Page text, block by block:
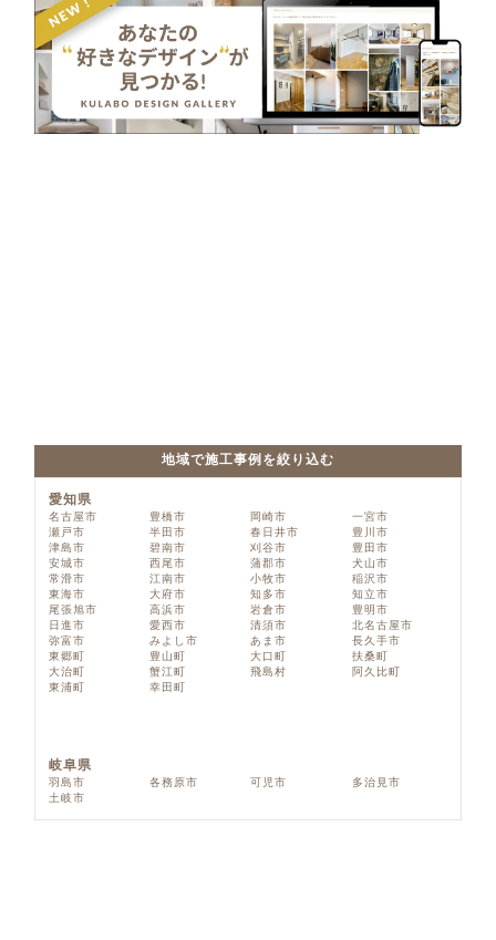
地域で施工事例を絞り込む
愛知県
名古屋市 豊橋市 岡崎市
一宮市
瀬戸市
半田市 春日井市
豊川市
津島市
碧南市 刈谷市
豊田市
安城市
西尾市 蒲郡市
犬山市
常滑市
江南市 小牧市
稲沢市
東海市
大府市 知多市
知立市
尾張旭市
高浜市 岩倉市
豊明市
日進市
愛西市 清須市
北名古屋市
弥富市
みよし市 あま市
長久手市
東郷町
豊山町 大口町
扶桑町
大治町
蟹江町 飛島村
阿久比町
東浦町
幸田町
岐阜県
羽島市 各務原市 可児市
多治見市
土岐市